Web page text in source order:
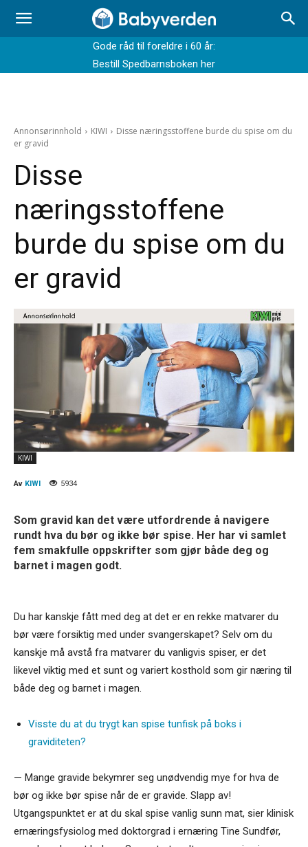
Gode råd til foreldre i 60 år:
Bestill Spedbarnsboken her
Annonsørinnhold KIWI
Disse næringsstoffene burde du spise om du
er gravid
Disse
næringsstoffene
burde du spise om du
er gravid
KIWI
Av KIWI 5934
Som gravid kan det være utfordrende å navigere
rundt hva du bør og ikke bør spise. Her har vi samlet
fem smakfulle oppskrifter som gjør både deg og
barnet i magen godt.
Du har kanskje fått med deg at det er en rekke matvarer du
bør være forsiktig med under svangerskapet? Selv om du
kanskje må avstå fra matvarer du vanligvis spiser, er det
likevel viktig med et sunt og variert kosthold som gir næring til
både deg og barnet i magen.
Visste du at du trygt kan spise tunfisk på boks i
graviditeten?
— Mange gravide bekymrer seg unødvendig mye for hva de
bør og ikke bør spise når de er gravide. Slapp av!
Utgangspunktet er at du skal spise vanlig sunn mat, sier klinisk
ernæringsfysiolog med doktorgrad i ernæring Tine Sundfør,